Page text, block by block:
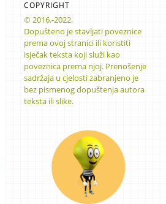
COPYRIGHT
© 2016.-2022.
Dopušteno je stavljati poveznice
prema ovoj stranici ili koristiti
isječak teksta koji služi kao
poveznica prema njoj. Prenošenje
sadržaja u cjelosti zabranjeno je
bez pismenog dopuštenja autora
teksta ili slike.